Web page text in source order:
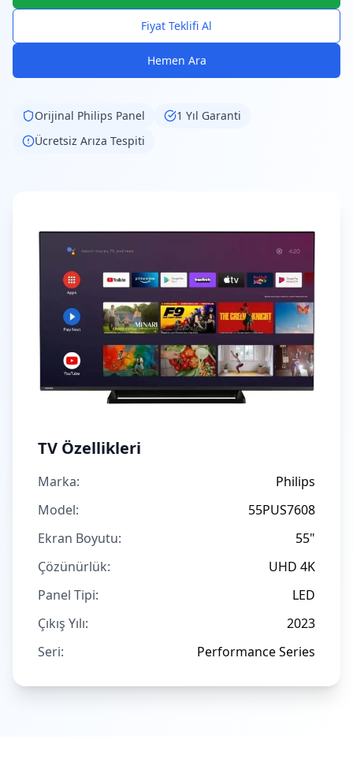
Fiyat Teklifi Al
Hemen Ara
Orijinal Philips Panel
1 Yıl Garanti
Ücretsiz Arıza Tespiti
TV Özellikleri
Marka:
Philips
Model:
55PUS7608
Ekran Boyutu:
55"
Çözünürlük:
UHD 4K
Panel Tipi:
LED
Çıkış Yılı:
2023
Seri:
Performance Series